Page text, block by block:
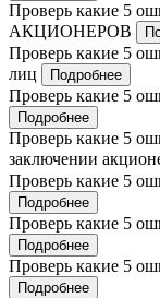
Проверь какие 5
АКЦИОНЕРОВ
Проверь какие 5
лиц
Подробнее
Проверь какие 5
Подробнее
Проверь какие 5
заключении
Проверь какие 5
Подробнее
Проверь какие 5
Подробнее
Проверь какие 5
Подробнее